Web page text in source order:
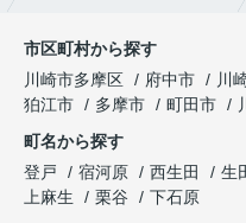
市区町村から探す
川崎市多摩区
府中市 川
狛江市
多摩市 町田市
町名から探す
登戸
宿河原 西生田 生
上麻生
栗谷
下石原